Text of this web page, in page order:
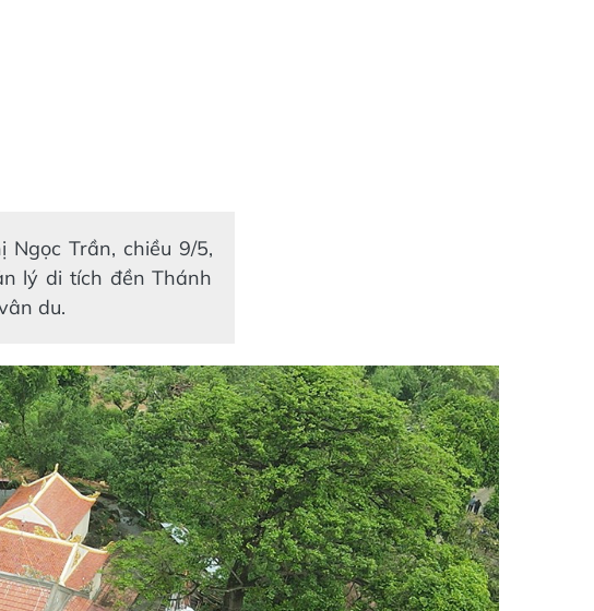
Trần, chiều 9/5,
lý di tích đền Thánh
du.